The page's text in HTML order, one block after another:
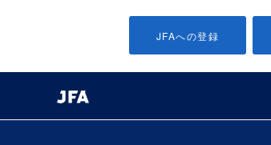
JFAへの登録